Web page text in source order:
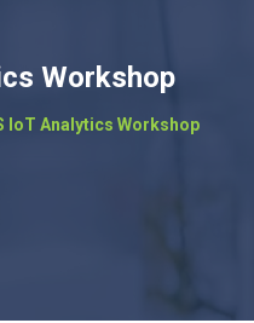
Workshop
IoT Analytics Workshop